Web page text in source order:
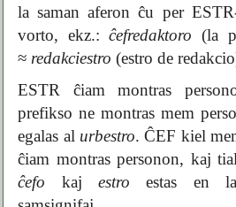
la saman aferon ĉu per
vorto, ekz.:ĉefredaktoro (la
≈redakciestro (estro de
ESTR ĉiam montras
prefikso ne montras mem
egalas al urbestro. ĈEF kiel
ĉiam montras personon, kaj
ĉefo kaj estro estas en